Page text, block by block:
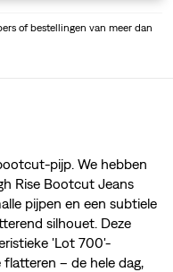
of bestellingen van meer dan
pijp. We hebben
Rise Bootcut Jeans
pijpen en een subtiele
silhouet. Deze
'Lot 700'-
– de hele dag,